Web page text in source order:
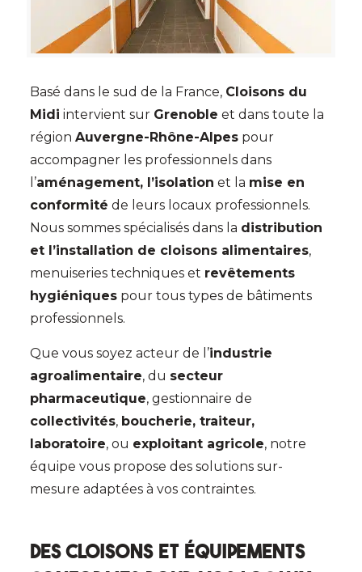
Basé dans le sud de la France, Cloisons du
Midi intervient sur Grenoble et dans toute la
région Auvergne-Rhône-Alpespour
accompagner les professionnels dans
l’aménagement, l’isolation et la mise en
conformité de leurs locaux professionnels.
Nous sommes spécialisés dans la distribution
et l’installation de cloisons alimentaires,
menuiseries techniques et revêtements
hygiéniquespour tous types de bâtiments
professionnels.
Que vous soyez acteur de l’industrie
agroalimentaire, du secteur
pharmaceutique, gestionnaire de
collectivités, boucherie, traiteur,
laboratoire, ou exploitant agricole, notre
équipe vous propose des solutions sur-
mesure adaptées à vos contraintes.
Des cloisons et équipements